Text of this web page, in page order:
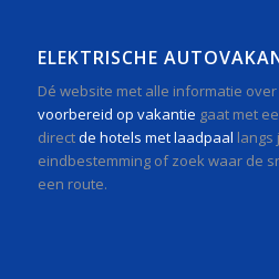
ELEKTRISCHE
Dé website met alle informatie
voorbereid op vakantie gaat met
directde hotels met laadpaal langs
eindbestemming of zoek waar de
een route.